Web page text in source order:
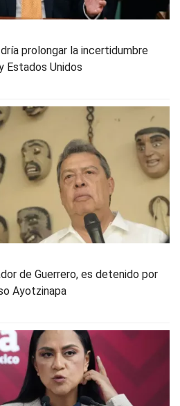
prolongar la incertidumbre
Estados Unidos
de Guerrero, es detenido por
Ayotzinapa